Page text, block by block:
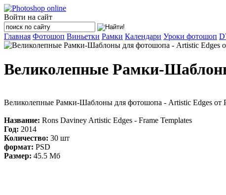
Войти на сайт
Главная Фотошоп Виньетки Рамки Календари Уроки фотошоп
Великолепные Рамки-
Великолепные Рамки-Шаблоны для фотошопа - Artistic Edges от
Название: Rons Daviney Artistic Edges - Frame Templates
Год: 2014
Количество: 30 шт
формат: PSD
Размер: 45.5 Мб